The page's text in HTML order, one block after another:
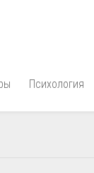
Психология